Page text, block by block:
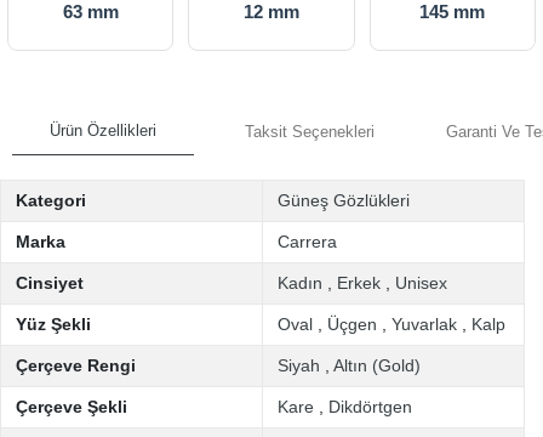
63 mm 12 mm 145 mm
Ürün Özellikleri Taksit Seçenekleri Garanti Ve
Kategori Güneş Gözlükleri
Marka Carrera
Cinsiyet Kadın Erkek Unisex
Yüz Şekli Oval Üçgen Yuvarlak Kalp
Çerçeve Rengi Siyah Altın (Gold)
Çerçeve Şekli Kare Dikdörtgen